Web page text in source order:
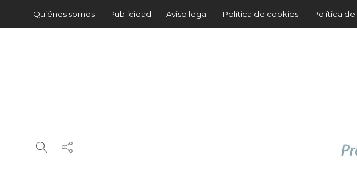
Quiénes somos Publicidad Aviso legal Política de cookies Política